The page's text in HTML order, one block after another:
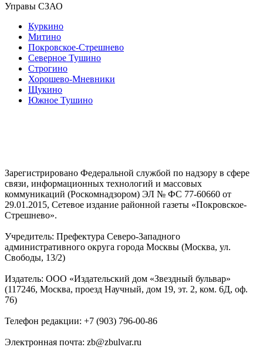
Управы СЗАО
Куркино
Митино
Покровское-Стрешнево
Северное Тушино
Строгино
Хорошево-Мневники
Щукино
Южное Тушино
Зарегистрировано Федеральной службой по надзору в сфере
связи, информационных технологий и массовых
коммуникаций (Роскомнадзором) ЭЛ № ФС 77-60660 от
29.01.2015, Сетевое издание районной газеты «Покровское-
Стрешнево».
Учредитель: Префектура Северо-Западного
административного округа города Москвы (Москва, ул.
Свободы, 13/2)
Издатель: ООО «Издательский дом «Звездный бульвар»
(117246, Москва, проезд Научный, дом 19, эт. 2, ком. 6Д, оф.
76)
Телефон редакции: +7 (903) 796-00-86
Электронная почта: zb@zbulvar.ru